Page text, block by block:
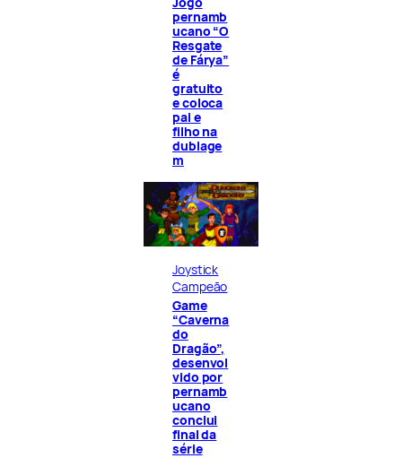
pernamb
ucano “O
Resgate
de Fárya”
é
gratuito
e coloca
pai e
filho na
dublage
m
Joystick
Campeão
Game
“Caverna
do
Dragão”,
desenvol
vido por
pernamb
ucano
conclui
final da
série